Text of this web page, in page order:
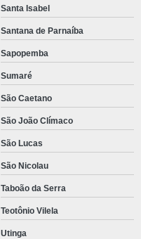
Santa Isabel
Santana de Parnaíba
Sapopemba
Sumaré
São Caetano
São João Clímaco
São Lucas
São Nicolau
Taboão da Serra
Teotônio Vilela
Utinga